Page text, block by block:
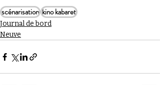
scénarisation kino kabaret
Journal de bord
Neuve